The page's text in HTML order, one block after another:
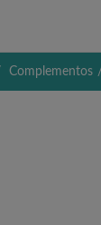
Complementos